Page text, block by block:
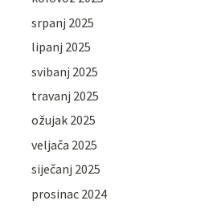
srpanj 2025
lipanj 2025
svibanj 2025
travanj 2025
ožujak 2025
veljača 2025
siječanj 2025
prosinac 2024